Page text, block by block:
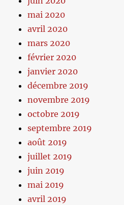
mai 2020
avril 2020
mars 2020
février 2020
janvier 2020
décembre 2019
novembre 2019
octobre 2019
septembre 2019
août 2019
juillet 2019
juin 2019
mai 2019
avril 2019